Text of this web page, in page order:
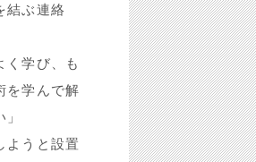
結ぶ連絡
く学び、も
を学んで解
ようと設置